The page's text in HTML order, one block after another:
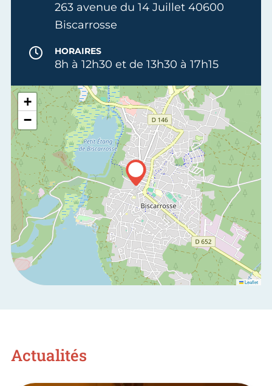
263 avenue du 14 Juillet 40600
Biscarrosse
HORAIRES
8h à 12h30 et de 13h30 à 17h15
+
−
Leaflet
Actualités